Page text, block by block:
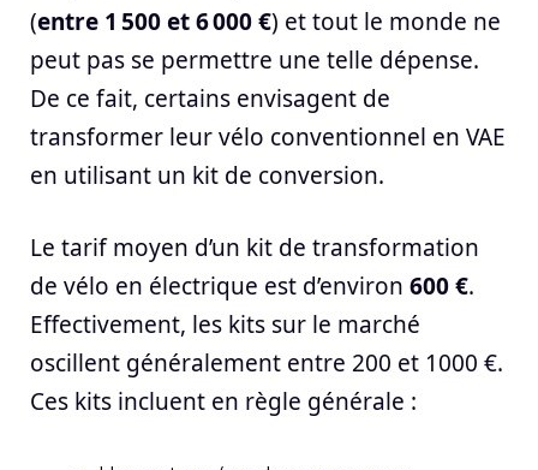
(entre 1 500 et 6 000 €) et tout le monde ne
peut pas se permettre une telle dépense.
De ce fait, certains envisagent de
transformer leur vélo conventionnel en VAE
en utilisant un kit de conversion.
Le tarif moyen d’un kit de transformation
de vélo en électrique est d’environ 600 €.
Effectivement, les kits sur le marché
oscillent généralement entre 200 et 1000 €.
Ces kits incluent en règle générale :